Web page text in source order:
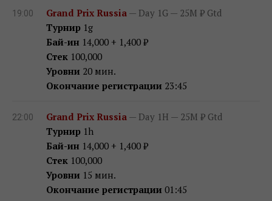
19:00 Grand Prix Russia — Day 1G — 25M ₽ Gtd
Турнир 1g
Бай-ин 14,000 + 1,400 ₽
Стек 100,000
Уровни 20 мин.
Окончание регистрации 23:45
22:00 Grand Prix Russia — Day 1H — 25M ₽ Gtd
Турнир 1h
Бай-ин 14,000 + 1,400 ₽
Стек 100,000
Уровни 15 мин.
Окончание регистрации 01:45